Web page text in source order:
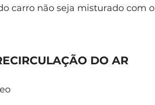
carro não seja misturado com o
DO AR